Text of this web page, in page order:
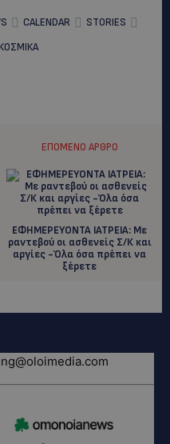
CALENDAR
STORIES
ΕΠΌΜΕΝΟ ΆΡΘΡΟ
ΕΦΗΜΕΡΕΥΟΝΤΑ ΙΑΤΡΕΙΑ: Με
ραντεβού οι ασθενείς Σ/Κ και
αργίες -Όλα όσα πρέπει να
ξέρετε